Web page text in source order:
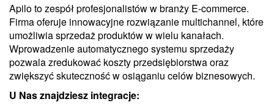
Apilo to zespół profesjonalistów w branży E-commerce.
Firma oferuje innowacyjne rozwiązanie multichannel, które
umożliwia sprzedaż produktów w wielu kanałach.
Wprowadzenie automatycznego systemu sprzedaży
pozwala zredukować koszty przedsiębiorstwa oraz
zwiększyć skuteczność w osiąganiu celów biznesowych.
U Nas znajdziesz integracje: